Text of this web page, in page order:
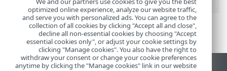
optimized online experience, analyze our website traffic,
and serve you with personalized ads. You can agree to the
collection of all cookies by clicking "Accept all and close",
decline all non-essential cookies by choosing "Accept
essential cookies only", or adjust your cookie settings by
clicking "Manage cookies". You also have the right to
withdraw your consent or change your cookie preferences
anytime by clicking the "Manage cookies" link in our website